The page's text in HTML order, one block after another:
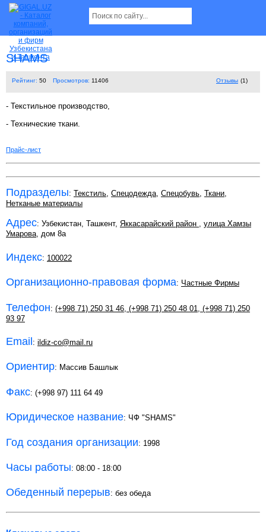
SHAMS
Рейтинг: 50 Просмотров: 11406 Отзывы (1)
- Текстильное производство,
- Технические ткани.
Прайс-лист
Подразделы: Текстиль, Спецодежда, Спецобувь, Ткани,
Нетканые материалы
Адрес: Узбекистан, Ташкент, Яккасарайский район , улица Хамзы
Умарова, дом 8а
Индекс: 100022
Организационно-правовая форма: Частные Фирмы
Телефон: (+998 71) 250 31 46 (+998 71) 250 48 01
(+998 71) 250
93 97
Email : ildiz-co@mail.ru
Ориентир: Массив Башлык
Факс: (+998 97) 111 64 49
Юридическое название: ЧФ "SHAMS"
Год создания организации: 1998
Часы работы: 08:00 - 18:00
Обеденный перерыв: без обеда